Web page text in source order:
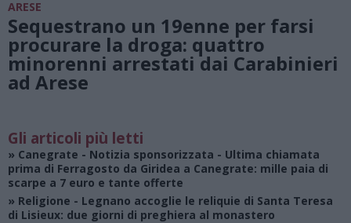
ARESE
Sequestrano un 19enne per farsi
procurare la droga: quattro
minorenni arrestati dai Carabinieri
ad Arese
Gli articoli più letti
» Canegrate - Notizia sponsorizzata - Ultima chiamata
prima di Ferragosto da Giridea a Canegrate: mille paia di
scarpe a 7 euro e tante offerte
» Religione - Legnano accoglie le reliquie di Santa Teresa
di Lisieux: due giorni di preghiera al monastero